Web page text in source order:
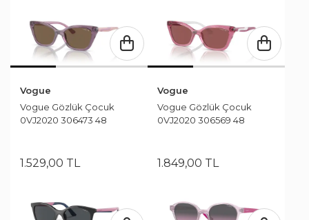
Vogue
Vogue Gözlük Çocuk
0VJ2020 306473 48
1.529,00 TL
Vogue
Vogue Gözlük Çocuk
0VJ2020 306569 48
1.849,00 TL